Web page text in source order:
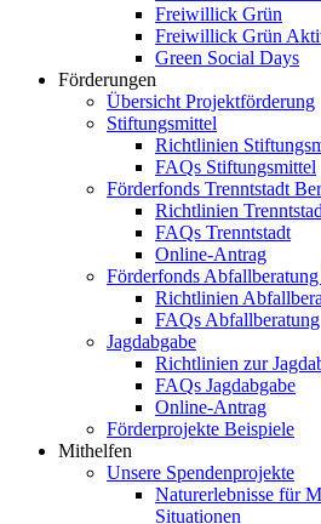
Freiwillick Grün
Freiwillick Grün
Green Social Days
Förderungen
Übersicht Projektförderung
Stiftungsmittel
Richtlinien
FAQs Stiftungsmittel
Förderfonds Trenntstadt
Richtlinien
FAQs Trenntstadt
Online-Antrag
Förderfonds
Richtlinien
FAQs Abfallberatung
Jagdabgabe
Richtlinien zur
FAQs Jagdabgabe
Online-Antrag
Förderprojekte Beispiele
Mithelfen
Unsere Spendenprojekte
Naturerlebnisse für
Situationen